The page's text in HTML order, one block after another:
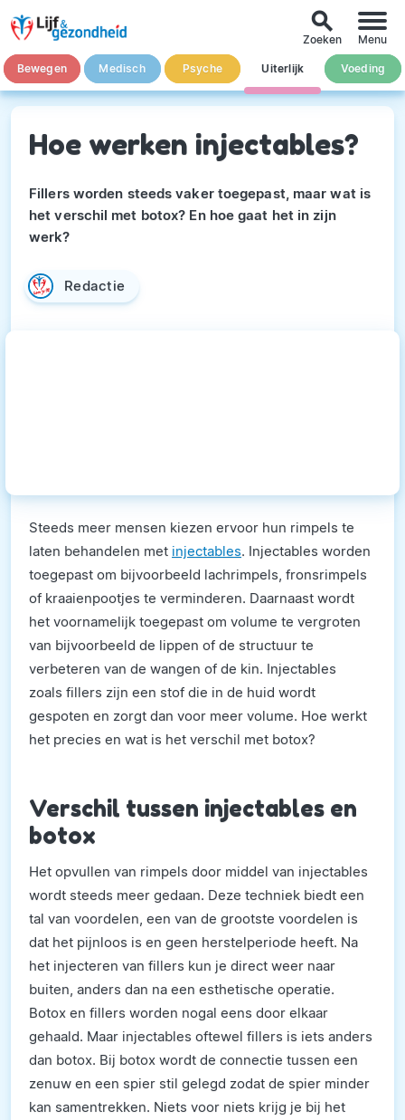
Bewegen Medisch Psyche Uiterlijk Voeding
search
Zoeken Menu
Hoe werken injectables?
Fillers worden steeds vaker toegepast, maar wat is
het verschil met botox? En hoe gaat het in zijn
werk?
Redactie
Steeds meer mensen kiezen ervoor hun rimpels te
laten behandelen met injectables. Injectables worden
toegepast om bijvoorbeeld lachrimpels, fronsrimpels
of kraaienpootjes te verminderen. Daarnaast wordt
het voornamelijk toegepast om volume te vergroten
van bijvoorbeeld de lippen of de structuur te
verbeteren van de wangen of de kin. Injectables
zoals fillers zijn een stof die in de huid wordt
gespoten en zorgt dan voor meer volume. Hoe werkt
het precies en wat is het verschil met botox?
Verschil tussen injectables en
botox
Het opvullen van rimpels door middel van injectables
wordt steeds meer gedaan. Deze techniek biedt een
tal van voordelen, een van de grootste voordelen is
dat het pijnloos is en geen herstelperiode heeft. Na
het injecteren van fillers kun je direct weer naar
buiten, anders dan na een esthetische operatie.
Botox en fillers worden nogal eens door elkaar
gehaald. Maar injectables oftewel fillers is iets anders
dan botox. Bij botox wordt de connectie tussen een
zenuw en een spier stil gelegd zodat de spier minder
kan samentrekken. Niets voor niets krijg je bij het